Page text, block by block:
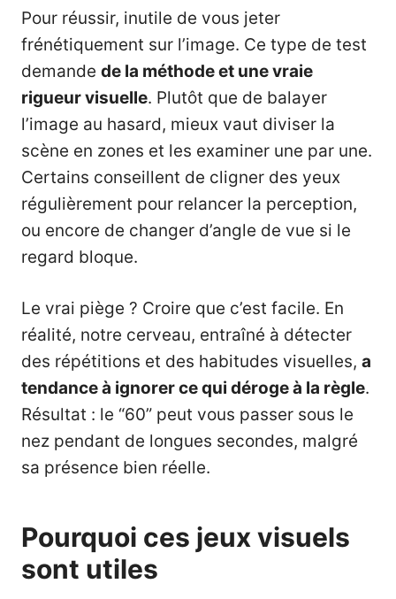
Pour réussir, inutile de vous jeter
frénétiquement sur l’image. Ce type de test
demande de la méthodeet une vraie
rigueur visuelle. Plutôt que de balayer
l’image au hasard, mieux vaut diviser la
scène en zones et les examiner une par une.
Certains conseillent de cligner des yeux
régulièrement pour relancer la perception,
ou encore de changer d’angle de vue si le
regard bloque.
Le vrai piège ? Croire que c’est facile. En
réalité, notre cerveau, entraîné à détecter
des répétitions et des habitudes visuelles, a
tendance à ignorer ce qui déroge à la règle.
Résultat : le “60” peut vous passer sous le
nez pendant de longues secondes, malgré
sa présence bien réelle.
Pourquoi ces jeux visuels
sont utiles